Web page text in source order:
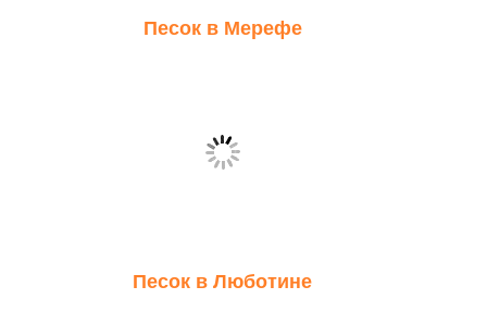
Песок в Мерефе
Песок в Люботине